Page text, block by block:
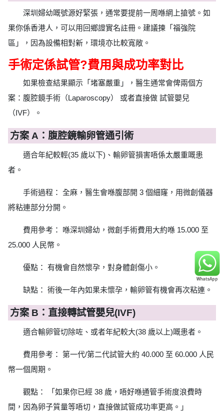
深圳婦幼嘅號源好緊張，通常要提前一周喺網上搶號。如
果你係香港人，可以用回鄉證實名註冊。建議揀「福強院
區」，因為設備相對新，環境亦比較寬敞。
手術定係試管?費用與成功率對比
如果檢查結果顯示「堵塞嚴重」，醫生通常會俾兩個方
案：腹腔鏡手術（Laparoscopy） 或者直接做 試管嬰兒
（IVF）。
方案 A：腹腔鏡輸卵管通引術
適合年紀較輕(35 歲以下)、輸卵管損害唔係太嚴重嘅患
者。
手術過程： 全麻，醫生會喺腹部開 3 個細窿，用微創儀器
將粘連部分分開。
費用參考： 喺深圳婦幼，微創手術費用大約喺 15.000 至
25.000 人民幣。
優點： 有機會自然懷孕，對身體創傷小。
缺點： 術後一年內如果未懷孕，輸卵管有機會再次粘連。
方案 B：直接轉試管嬰兒(IVF)
適合輸卵管切除咗、或者年紀較大(38 歲以上)嘅患者。
費用參考： 第一代/第二代試管大約 40.000 至 60.000 人民
幣一個周期。
觀點： 「如果你已經 38 歲，唔好喺通管手術度浪費時
間，因為卵子質量等唔切，直接做試管成功率更高。」